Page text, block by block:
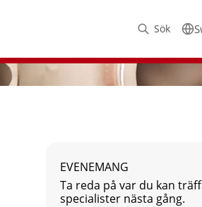
Sök
EVENEMANG
Ta reda på var du kan
specialister nästa gång.